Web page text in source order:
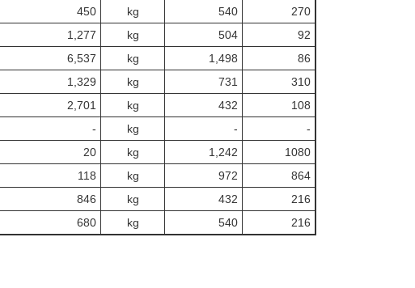
450 kg 540
270
1,277 kg 504
92
6,537 kg 1,498
86
1,329 kg 731
310
2,701 kg 432
108
‐ kg -
‐
20 kg 1,242
1080
118 kg 972
864
846 kg 432
216
680 kg 540 216